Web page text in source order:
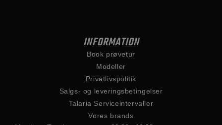
INFORMATION
Book prøvetur
Modeller
Privatlivspolitik
Salgs- og leveringsbetingelser
Talaria Serviceintervaller
Vores brands